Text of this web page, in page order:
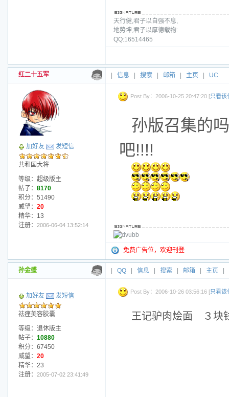
天行健,君子以自强不息,
地势坤,君子以厚德载物:
QQ:16514465
红二十五军 信息 搜索 邮箱 主页 UC
加好友 发短信
共和国大将
等级：超级版主
帖子： 8170
积分：51490
威望： 20
精华：13
注册： 2006-06-04 13:52:14
Post By：2006-10-25 20:47:20 [只看该
孙版召集的
吧!!!!
免费广告位，欢迎刊登
孙金盛 QQ 信息 搜索 邮箱 主页
加好友 发短信
祛痤美容胶囊
等级：退休版主
帖子： 10880
积分：67450
威望： 20
精华：23
注册： 2005-07-02 23:41:49
Post By：2006-10-26 03:56:16 [只看该
王记驴肉烩面 ３块